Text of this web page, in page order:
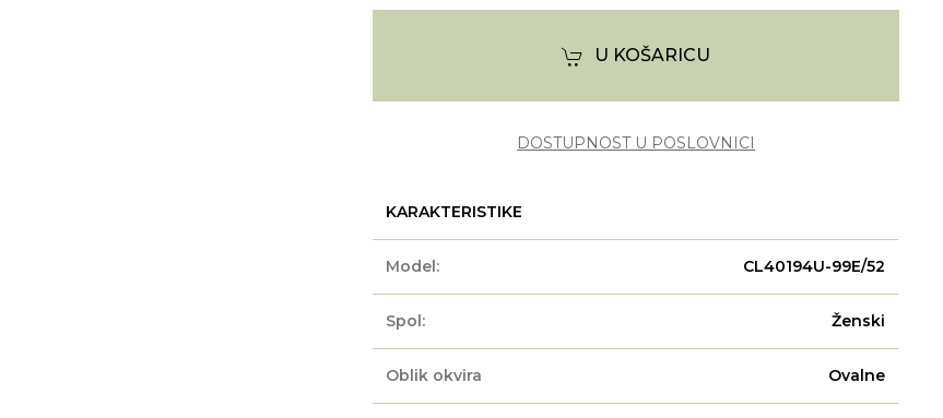
U KOŠARICU
DOSTUPNOST U POSLOVNICI
KARAKTERISTIKE
Model: CL40194U-99E/52
Spol: Ženski
Oblik okvira Ovalne